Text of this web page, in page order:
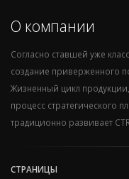
О компании
Согласно ставшей уже
создание приверженного
Жизненный цикл
процесс стратегического
традиционно развивает
СТРАНИЦЫ